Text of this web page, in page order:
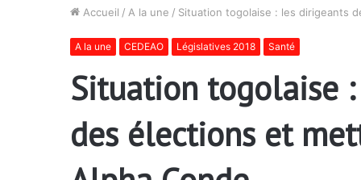
Accueil / A la une / Situation togolaise : les dirigeants
A la une CEDEAO Législatives 2018 Santé
Situation togolaise
des élections et